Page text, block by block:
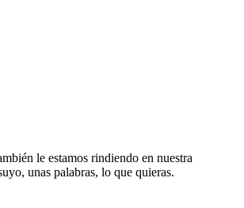
le estamos rindiendo en nuestra
unas palabras, lo que quieras.